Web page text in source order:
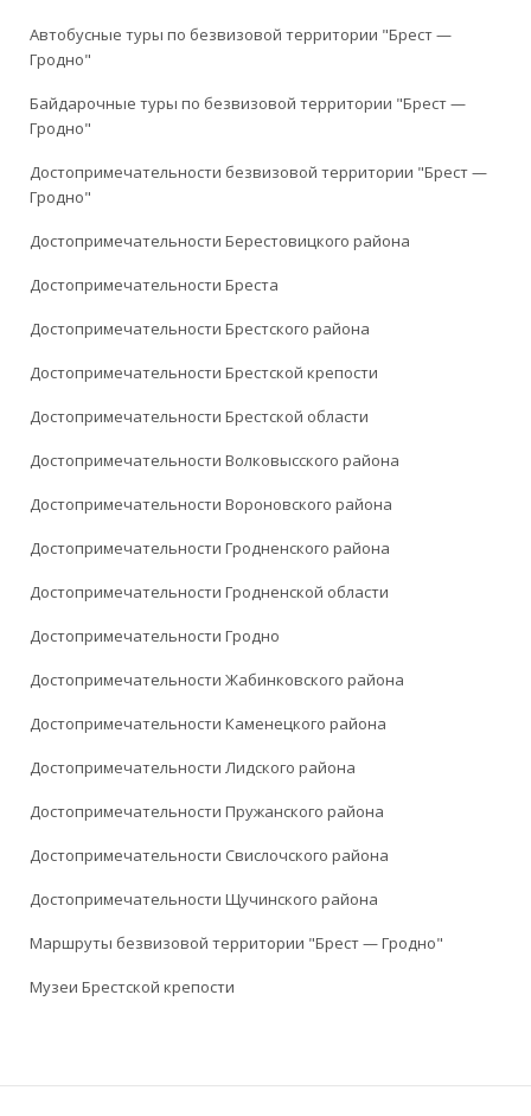
Автобусные туры по безвизовой территории "Брест —
Гродно"
Байдарочные туры по безвизовой территории "Брест —
Гродно"
Достопримечательности безвизовой территории "Брест —
Гродно"
Достопримечательности Берестовицкого района
Достопримечательности Бреста
Достопримечательности Брестского района
Достопримечательности Брестской крепости
Достопримечательности Брестской области
Достопримечательности Волковысского района
Достопримечательности Вороновского района
Достопримечательности Гродненского района
Достопримечательности Гродненской области
Достопримечательности Гродно
Достопримечательности Жабинковского района
Достопримечательности Каменецкого района
Достопримечательности Лидского района
Достопримечательности Пружанского района
Достопримечательности Свислочского района
Достопримечательности Щучинского района
Маршруты безвизовой территории "Брест — Гродно"
Музеи Брестской крепости